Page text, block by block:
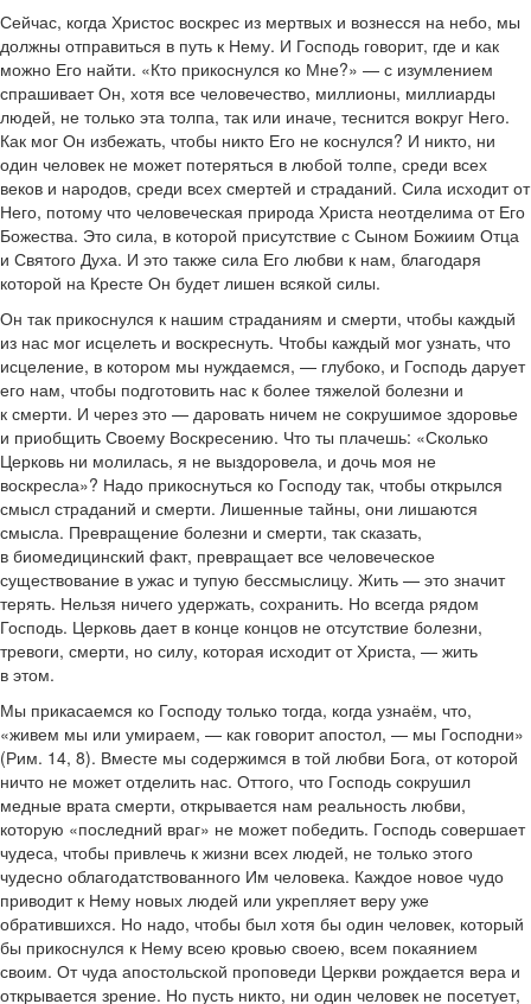
Сейчас, когда Христос воскрес из мертвых и вознесся на небо, мы
должны отправиться в путь к Нему. И Господь говорит, где и как
можно Его найти. «Кто прикоснулся ко Мне?» — с изумлением
спрашивает Он, хотя все человечество, миллионы, миллиарды
людей, не только эта толпа, так или иначе, теснится вокруг Него.
Как мог Он избежать, чтобы никто Его не коснулся? И никто, ни
один человек не может потеряться в любой толпе, среди всех
веков и народов, среди всех смертей и страданий. Сила исходит от
Него, потому что человеческая природа Христа неотделима от Его
Божества. Это сила, в которой присутствие с Сыном Божиим Отца
и Святого Духа. И это также сила Его любви к нам, благодаря
которой на Кресте Он будет лишен всякой силы.
Он так прикоснулся к нашим страданиям и смерти, чтобы каждый
из нас мог исцелеть и воскреснуть. Чтобы каждый мог узнать, что
исцеление, в котором мы нуждаемся, — глубоко, и Господь дарует
его нам, чтобы подготовить нас к более тяжелой болезни и
к смерти. И через это — даровать ничем не сокрушимое здоровье
и приобщить Своему Воскресению. Что ты плачешь: «Сколько
Церковь ни молилась, я не выздоровела, и дочь моя не
воскресла»? Надо прикоснуться ко Господу так, чтобы открылся
смысл страданий и смерти. Лишенные тайны, они лишаются
смысла. Превращение болезни и смерти, так сказать,
в биомедицинский факт, превращает все человеческое
существова­ние в ужас и тупую бессмыслицу. Жить — это значит
терять. Нельзя ничего удержать, сохранить. Но всегда рядом
Господь. Церковь дает в конце концов не отсутствие болезни,
тревоги, смерти, но силу, которая исходит от Христа, — жить
в этом.
Мы прикасаемся ко Господу только тогда, когда узнаём, что,
«живем мы или умираем, — как говорит апостол, — мы Господни»
(Рим. 14, 8). Вместе мы содержимся в той любви Бога, от которой
ничто не может отделить нас. Оттого, что Господь сокрушил
медные врата смерти, открывается нам реальность любви,
которую «последний враг» не может победить. Господь совершает
чудеса, чтобы привлечь к жизни всех людей, не только этого
чудесно облагодатствованного Им человека. Каждое новое чудо
приводит к Нему новых людей или укрепляет веру уже
обратившихся. Но надо, чтобы был хотя бы один человек, который
бы прикоснулся к Нему всею кровью своею, всем покаянием
своим. От чуда апостольской проповеди Церкви рождается вера и
открывается зрение. Но пусть никто, ни один человек не посетует,